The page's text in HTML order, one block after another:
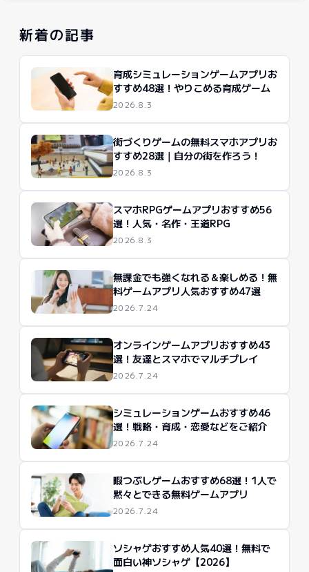
新着の記事
育成シミュレーションゲームアプリお
すすめ48選！やりこめる育成ゲーム
2026.8.3
街づくりゲームの無料スマホアプリお
すすめ28選｜自分の街を作ろう！
2026.8.3
スマホRPGゲームアプリおすすめ56
選！人気・名作・王道RPG
2026.8.3
無課金でも強くなれる＆楽しめる！無
料ゲームアプリ人気おすすめ47選
2026.7.24
オンラインゲームアプリおすすめ43
選！友達とスマホでマルチプレイ
2026.7.24
シミュレーションゲームおすすめ46
選！戦略・育成・恋愛などをご紹介
2026.7.24
暇つぶしゲームおすすめ68選！1人で
黙々とできる無料ゲームアプリ
2026.7.24
ソシャゲおすすめ人気40選！無料で
面白い神ソシャゲ【2026】